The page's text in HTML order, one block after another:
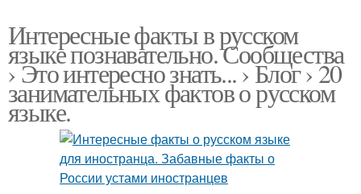
Интересные факты в русском
языке познавательно. Сообщества
› Это интересно знать... › Блог › 20
занимательных фактов о русском
языке.